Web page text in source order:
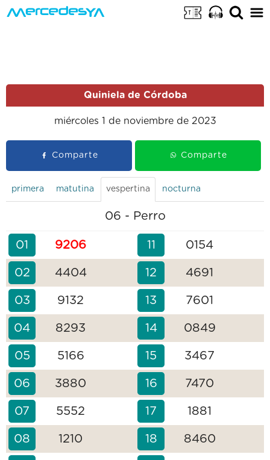
Quiniela de Córdoba
miércoles 1 de noviembre de 2023
Comparte Comparte
primera matutina vespertina nocturna
06 - Perro
01 9206 11 0154
02 4404 12 4691
03 9132 13 7601
04 8293 14 0849
05 5166 15 3467
06 3880 16 7470
07 5552 17 1881
08 1210 18 8460